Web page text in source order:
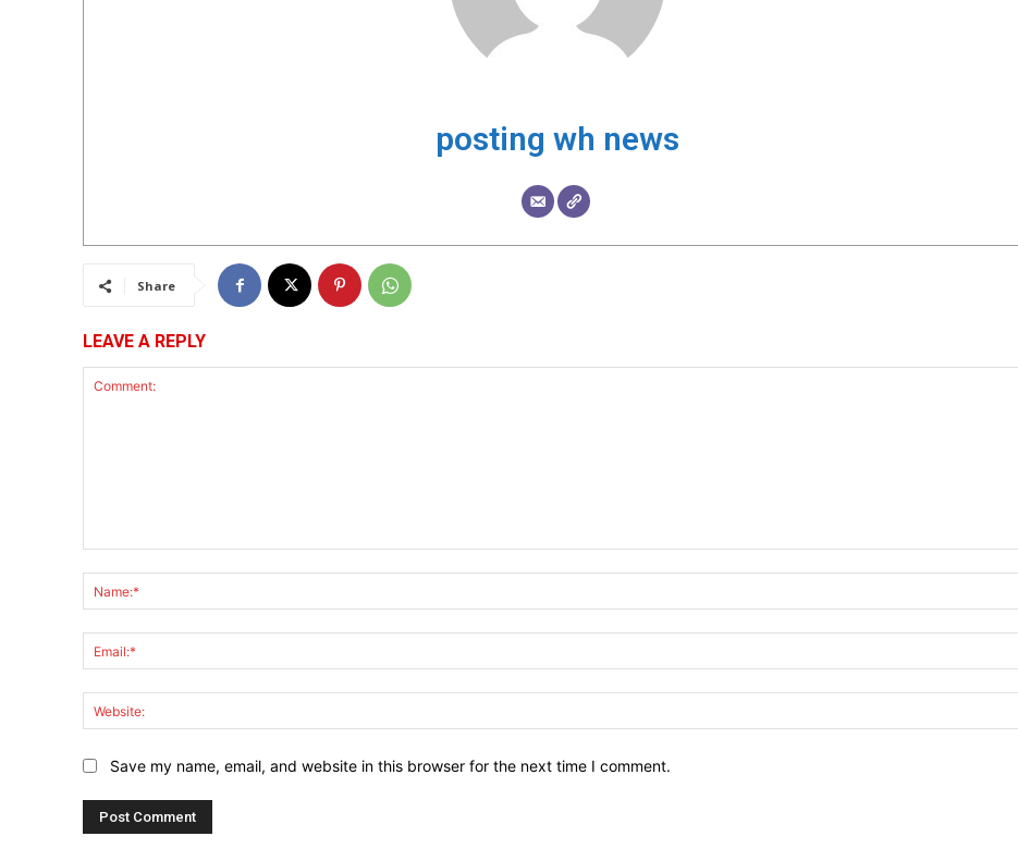
posting wh news
Share
LEAVE A REPLY
Save my name, email, and website in this browser for the next time I comment.